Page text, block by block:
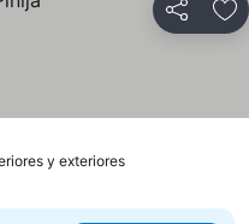
Compartir
y exterioresVer precios